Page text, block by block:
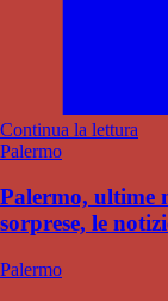
Continua la lettura
Palermo
Palermo, ultime
sorprese, le
Palermo